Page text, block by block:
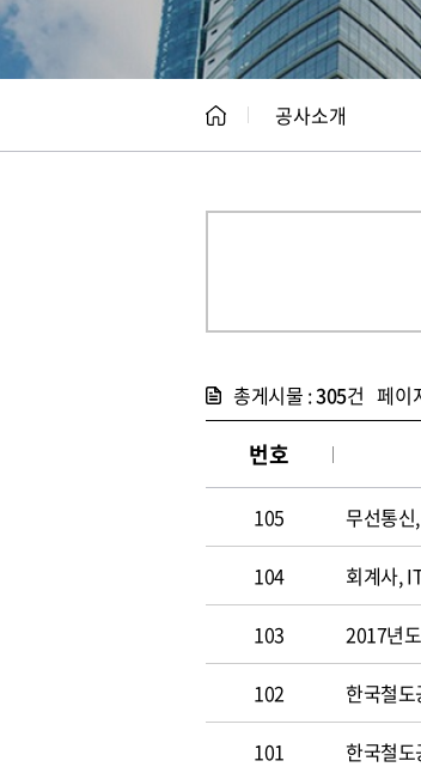
공사소개
총게시물 :305건 페이
번호
105 무선통
104 회계사,
103 2017년
102 한국철
101 한국철